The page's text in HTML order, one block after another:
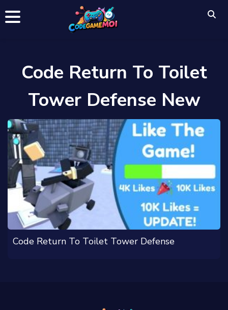
Code Return To Toilet
Tower Defense New
Code Return To Toilet Tower Defense